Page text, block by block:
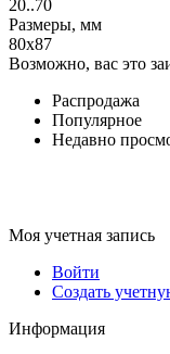
20..70
Размеры, мм
80x87
Возможно, вас это
Распродажа
Популярное
Недавно
Моя учетная запись
Войти
Создать
Информация